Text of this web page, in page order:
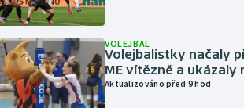
VOLEJBAL
Volejbalistky načaly
ME vítězně a ukázaly
Aktualizováno před 9 hod